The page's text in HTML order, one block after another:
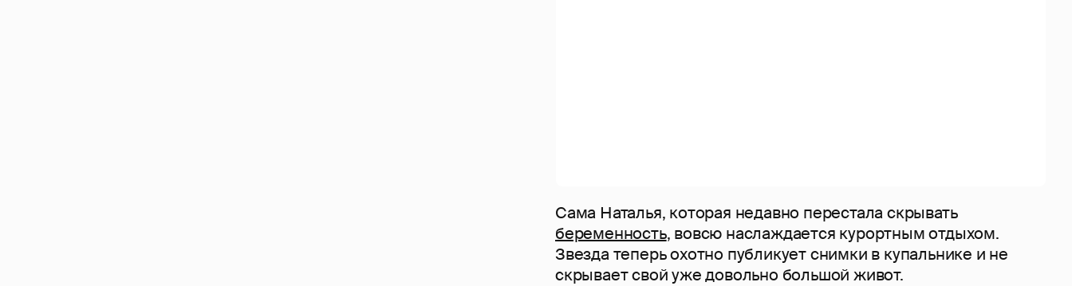
Сама Наталья, которая недавно перестала скрывать
беременность, вовсю наслаждается курортным отдыхом.
Звезда теперь охотно публикует снимки в купальнике и не
скрывает свой уже довольно большой живот.